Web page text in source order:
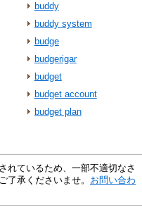
buddy
buddy system
budge
budgerigar
budget
budget account
budget plan
れているため、一部不適切なさ
了承くださいませ。 お問い合わ